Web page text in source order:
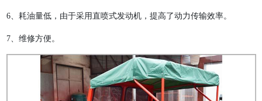
6、耗油量低，由于采用直喷式发动机，提高了动力传输效率。
7、维修方便。